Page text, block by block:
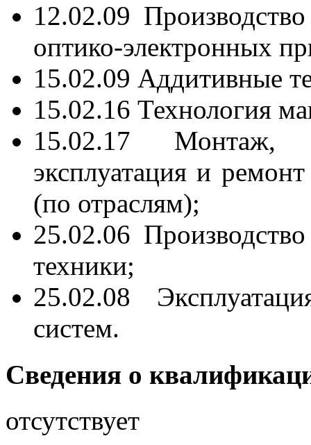
12.02.09
оптико-электронных
15.02.09 Аддитивные
15.02.16 Технология
15.02.17 Монтаж,
эксплуатация и
(по отраслям);
25.02.06
техники;
25.02.08
систем.
Сведения о
отсутствует